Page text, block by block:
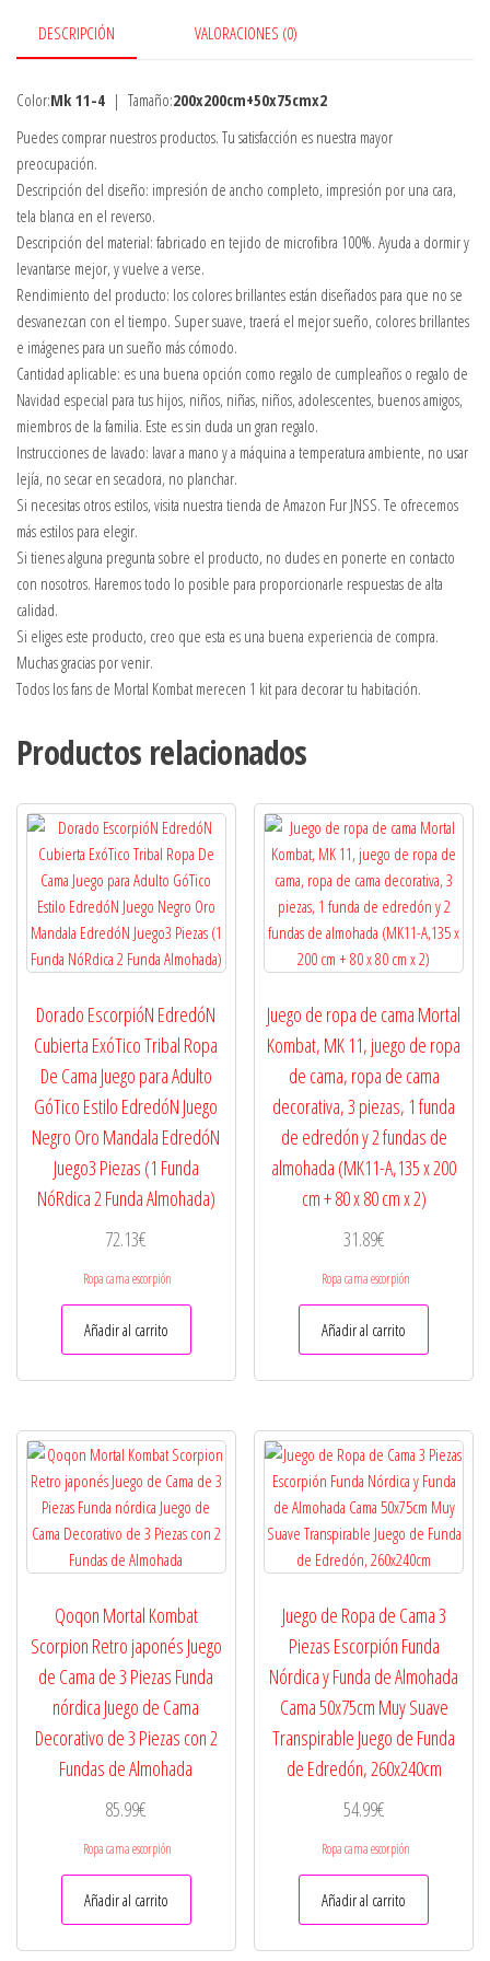
Mortal
juego
cama
de
escorpión,
regalos
para
niños
y
niñas,MK
11-
4-
200x200cm+50x75cmx2
cantidad
DESCRIPCIÓN VALORACIONES (0)
Color:Mk 11-4 | Tamaño:200x200cm+50x75cmx2
Puedes comprar nuestros productos. Tu satisfacción es nuestra mayor
preocupación.
Descripción del diseño: impresión de ancho completo, impresión por una cara,
tela blanca en el reverso.
Descripción del material: fabricado en tejido de microfibra 100%. Ayuda a dormir y
levantarse mejor, y vuelve a verse.
Rendimiento del producto: los colores brillantes están diseñados para que no se
desvanezcan con el tiempo. Super suave, traerá el mejor sueño, colores brillantes
e imágenes para un sueño más cómodo.
Cantidad aplicable: es una buena opción como regalo de cumpleaños o regalo de
Navidad especial para tus hijos, niños, niñas, niños, adolescentes, buenos amigos,
miembros de la familia. Este es sin duda un gran regalo.
Instrucciones de lavado: lavar a mano y a máquina a temperatura ambiente, no usar
lejía, no secar en secadora, no planchar.
Si necesitas otros estilos, visita nuestra tienda de Amazon Fur JNSS. Te ofrecemos
más estilos para elegir.
Si tienes alguna pregunta sobre el producto, no dudes en ponerte en contacto
con nosotros. Haremos todo lo posible para proporcionarle respuestas de alta
calidad.
Si eliges este producto, creo que esta es una buena experiencia de compra.
Muchas gracias por venir.
Todos los fans de Mortal Kombat merecen 1 kit para decorar tu habitación.
Productos relacionados
Dorado EscorpióN EdredóN
Cubierta ExóTico Tribal Ropa
De Cama Juego para Adulto
GóTico Estilo EdredóN Juego
Negro Oro Mandala EdredóN
Juego3 Piezas (1 Funda
NóRdica 2 Funda Almohada)
72.13€
Ropa cama escorpión
Añadir al carrito
Juego de ropa de cama Mortal
Kombat, MK 11, juego de ropa
de cama, ropa de cama
decorativa, 3 piezas, 1 funda
de edredón y 2 fundas de
almohada (MK11-A,135 x 200
cm + 80 x 80 cm x 2)
31.89€
Ropa cama escorpión
Añadir al carrito
Qoqon Mortal Kombat
Scorpion Retro japonés Juego
de Cama de 3 Piezas Funda
nórdica Juego de Cama
Decorativo de 3 Piezas con 2
Fundas de Almohada
85.99€
Ropa cama escorpión
Añadir al carrito
Juego de Ropa de Cama 3
Piezas Escorpión Funda
Nórdica y Funda de Almohada
Cama 50x75cm Muy Suave
Transpirable Juego de Funda
de Edredón, 260x240cm
54.99€
Ropa cama escorpión
Añadir al carrito